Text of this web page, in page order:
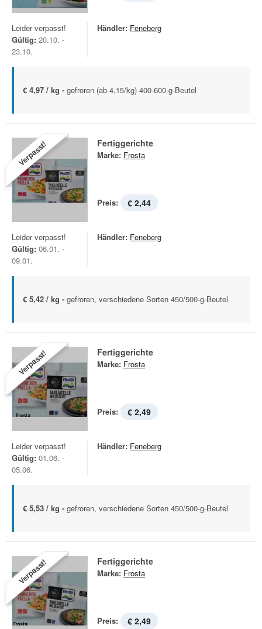
Leider verpasst!
Gültig: 20.10. -
23.10.
Händler: Feneberg
€ 4,97 / kg - gefroren (ab 4,15/kg) 400-600-g-Beutel
Verpasst! Fertiggerichte
Marke: Frosta
Preis: € 2,44
Leider verpasst!
Gültig: 06.01. -
09.01.
Händler: Feneberg
€ 5,42 / kg - gefroren, verschiedene Sorten 450/500-g-Beutel
Verpasst! Fertiggerichte
Marke: Frosta
Preis: € 2,49
Leider verpasst!
Gültig: 01.06. -
05.06.
Händler: Feneberg
€ 5,53 / kg - gefroren, verschiedene Sorten 450/500-g-Beutel
Verpasst! Fertiggerichte
Marke: Frosta
Preis: € 2,49